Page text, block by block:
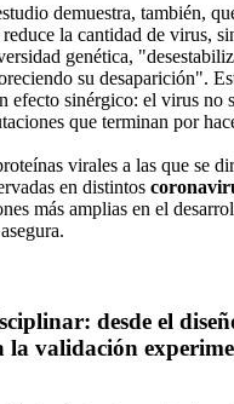
demuestra, también,
la cantidad de virus,
genética,
su desaparición".
efecto sinérgico: el virus no
que terminan por
virales a las que se
en distintos
más amplias en el
desde el
la validación